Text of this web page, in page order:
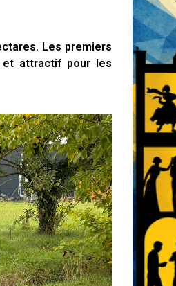
Les premiers
et attractif pour les